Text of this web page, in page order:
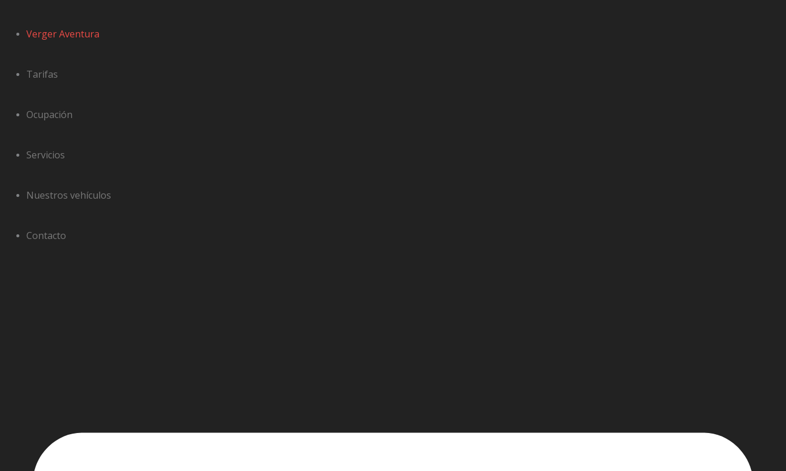
contenidoVerger Aventura
Tarifas
Ocupación
Servicios
Nuestros vehículos
Contacto